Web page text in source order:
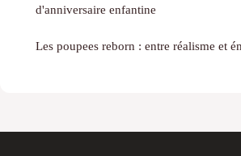
d'anniversaire enfantine
Les poupees reborn : entre réalisme et